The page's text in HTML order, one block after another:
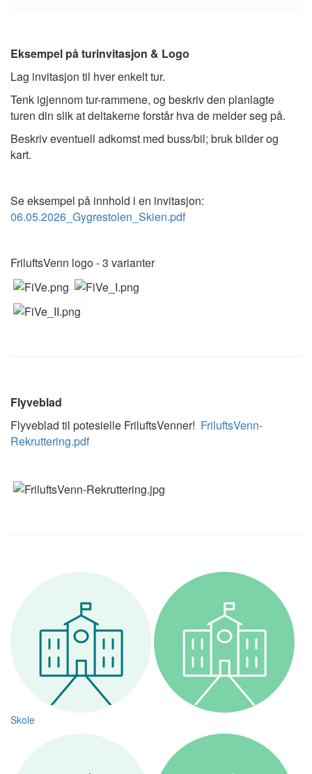
Eksempel på turinvitasjon & Logo
Lag invitasjon til hver enkelt tur.
Tenk igjennom tur-rammene, og beskriv den planlagte
turen din slik at deltakerne forstår hva de melder seg på.
Beskriv eventuell adkomst med buss/bil; bruk bilder og
kart.
Se eksempel på innhold i en invitasjon:
06.05.2026_Gygrestolen_Skien.pdf
FriluftsVenn logo - 3 varianter
Flyveblad
Flyveblad til potesielle FriluftsVenner! FriluftsVenn-
Rekruttering.pdf
Skole